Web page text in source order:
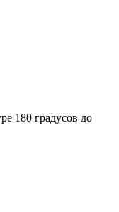
180 градусов до